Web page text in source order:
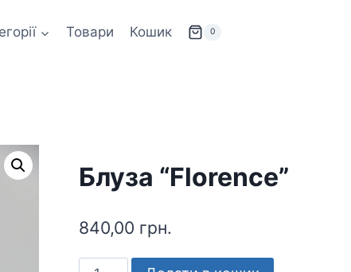
Товари Кошик 0
Блуза “Florence”
840,00 грн.
Блуза